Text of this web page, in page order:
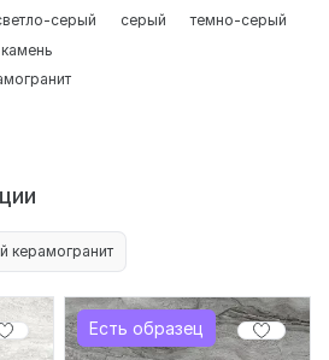
серый серый
темно-серый
цветовая гамма помогают
минималистичных
интерьера в стиле ЭКО.
нескользкую поверхность,
остается безопасным даже во
для укладки во входных
керамогранит
Есть образец